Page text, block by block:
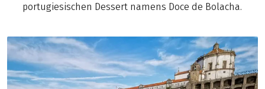
portugiesischen Dessert namens Doce de Bolacha.